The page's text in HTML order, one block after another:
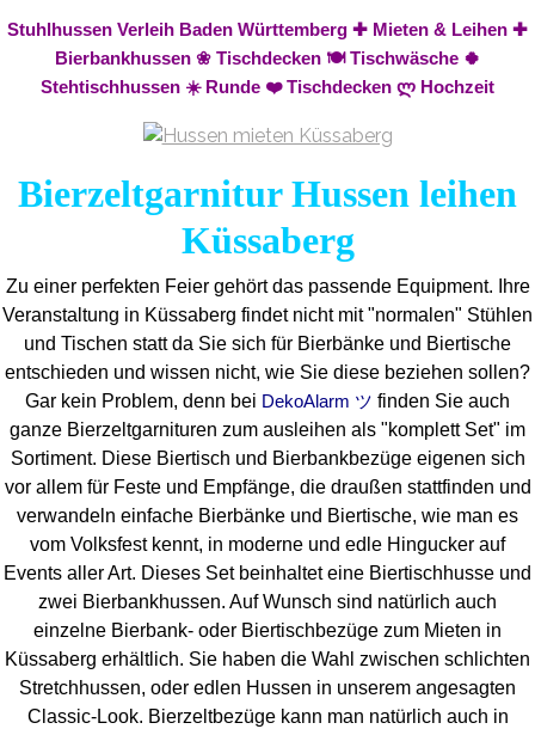
Stuhlhussen Verleih Baden Württemberg ✚ Mieten & Leihen ✚
Bierbankhussen ❀ Tischdecken 🍽️ Tischwäsche 🍀
Stehtischhussen ☀️ Runde ❤️ Tischdecken ლ Hochzeit
Bierzeltgarnitur Hussen leihen
Küssaberg
Zu einer perfekten Feier gehört das passende Equipment.
Ihre
Veranstaltung in Küssaberg findet nicht mit "normalen" Stühlen
und Tischen statt da Sie sich für Bierbänke und Biertische
entschieden und wissen nicht, wie Sie diese beziehen sollen?
Gar kein Problem, denn bei DekoAlarm ツ finden Sie auch
ganze Bierzeltgarnituren zum ausleihen als "komplett Set" im
Sortiment. Diese Biertisch und Bierbankbezüge eigenen sich
vor allem für Feste und Empfänge, die draußen stattfinden und
verwandeln einfache Bierbänke und Biertische, wie man es
vom Volksfest kennt, in moderne und edle Hingucker auf
Events aller Art. Dieses Set beinhaltet eine Biertischhusse und
zwei Bierbankhussen. Auf Wunsch sind natürlich auch
einzelne Bierbank- oder Biertischbezüge zum Mieten in
Küssaberg erhältlich. Sie haben die Wahl zwischen schlichten
Stretchhussen, oder edlen Hussen in unserem angesagten
Classic-Look. Bierzeltbezüge kann man natürlich auch in